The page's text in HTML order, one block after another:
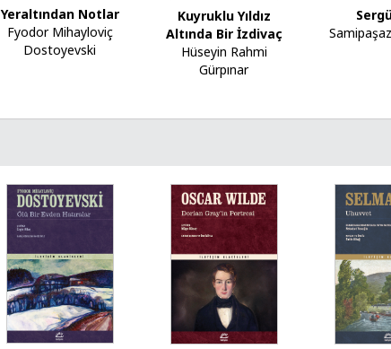
Yeraltından Notlar
Fyodor Mihayloviç
Dostoyevski
Kuyruklu Yıldız
Altında Bir İzdivaç
Hüseyin Rahmi
Gürpınar